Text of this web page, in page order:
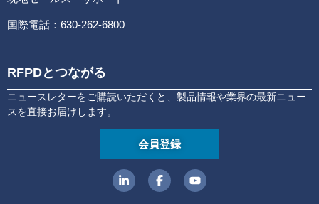
国際電話：630-262-6800
RFPDとつながる
ニュースレターをご購読いただくと、製品情報や業界の最新ニュー
スを直接お届けします。
会員登録